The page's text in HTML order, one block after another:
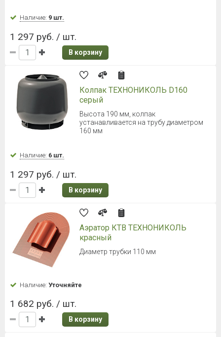
Наличие: 9 шт.
1 297 руб. / шт.
В корзину
Колпак ТЕХНОНИКОЛЬ D160
серый
Высота 190 мм, колпак
устанавливается на трубу диаметром
160 мм
Наличие: 6 шт.
1 297 руб. / шт.
В корзину
Аэратор КТВ ТЕХНОНИКОЛЬ
красный
Диаметр трубки 110 мм
Наличие: Уточняйте
1 682 руб. / шт.
В корзину